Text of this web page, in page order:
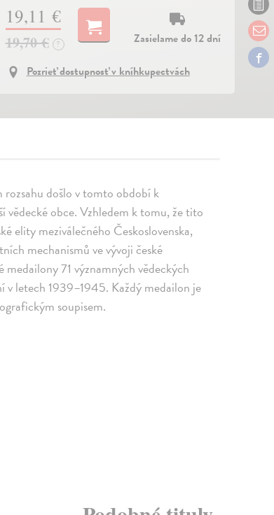
19,11 €
19,70 € ?
Zasielame do 12 dní
Pozrieť dostupnosť v kníhkupectvách
rozsahu došlo v tomto období k
vědecké obce. Vzhledem k tomu, že tito
elity meziválečného Československa,
mechanismů ve vývoji české
71 významných vědeckých
v letech 1939–1945. Každý medailon je
soupisem.